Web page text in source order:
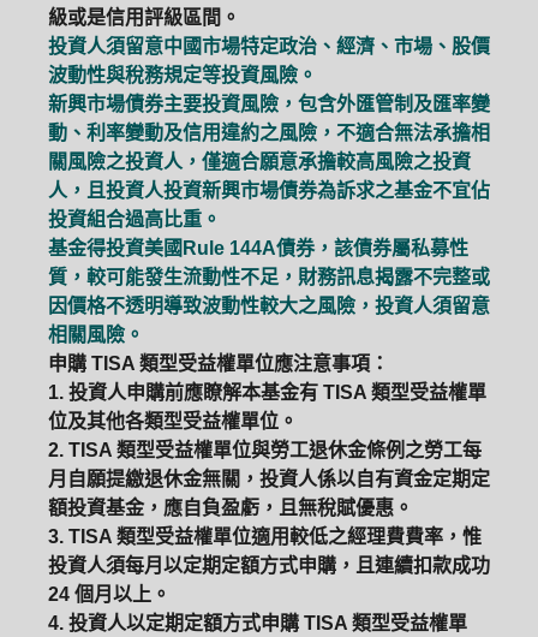
級或是信用評級區間。
投資人須留意中國市場特定政治、經濟、市場、股價
波動性與稅務規定等投資風險。
新興市場債券主要投資風險，包含外匯管制及匯率變
動、利率變動及信用違約之風險，不適合無法承擔相
關風險之投資人，僅適合願意承擔較高風險之投資
人，且投資人投資新興市場債券為訴求之基金不宜佔
投資組合過高比重。
基金得投資美國Rule 144A債券，該債券屬私募性
質，較可能發生流動性不足，財務訊息揭露不完整或
因價格不透明導致波動性較大之風險，投資人須留意
相關風險。
申購 TISA 類型受益權單位應注意事項：
1. 投資人申購前應瞭解本基金有 TISA 類型受益權單
位及其他各類型受益權單位。
2. TISA 類型受益權單位與勞工退休金條例之勞工每
月自願提繳退休金無關，投資人係以自有資金定期定
額投資基金，應自負盈虧，且無稅賦優惠。
3. TISA 類型受益權單位適用較低之經理費費率，惟
投資人須每月以定期定額方式申購，且連續扣款成功
24 個月以上。
4. 投資人以定期定額方式申購 TISA 類型受益權單